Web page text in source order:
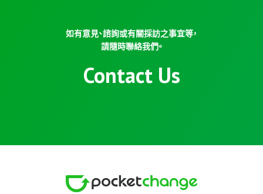
如有意見、諮詢或有關採訪之事宜等，
請隨時聯絡我們。
Contact Us